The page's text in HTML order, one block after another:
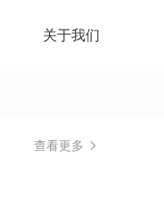
关于我们
查看更多 